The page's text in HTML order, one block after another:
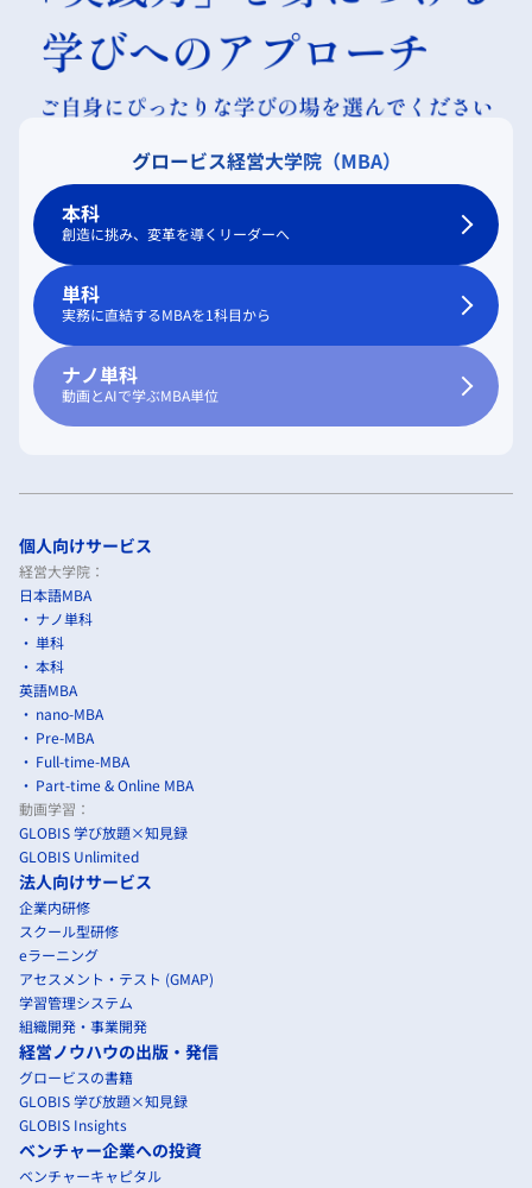
グロービス経営大学院（MBA）
本科
創造に挑み、変革を導くリーダーへ
単科
実務に直結するMBAを1科目から
ナノ単科
動画とAIで学ぶMBA単位
個人向けサービス
経営大学院：
日本語MBA
ナノ単科
単科
本科
英語MBA
nano-MBA
Pre-MBA
Full-time-MBA
Part-time & Online MBA
動画学習：
GLOBIS 学び放題×知見録
GLOBIS Unlimited
法人向けサービス
企業内研修
スクール型研修
eラーニング
アセスメント・テスト (GMAP)
学習管理システム
組織開発・事業開発
経営ノウハウの出版・発信
グロービスの書籍
GLOBIS 学び放題×知見録
GLOBIS Insights
ベンチャー企業への投資
ベンチャーキャピタル